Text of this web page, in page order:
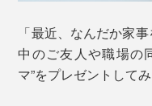
「最近、なんだか家
中のご友人や職場の
マ”をプレゼントしてみ